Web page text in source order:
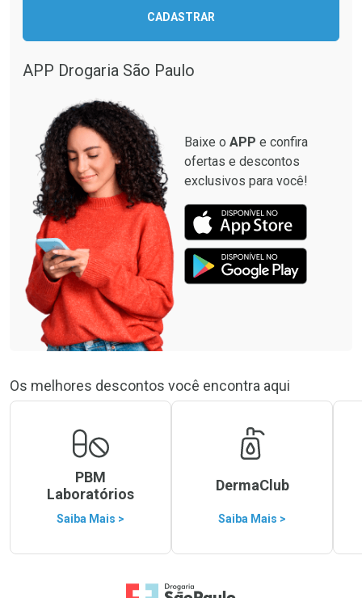
CADASTRAR
APP Drogaria São Paulo
Baixe o APP e confira
ofertas e descontos
exclusivos para você!
Os melhores descontos você encontra aqui
PBM
Laboratórios
Saiba Mais >
DermaClub
Saiba Mais >
Ir para a Home